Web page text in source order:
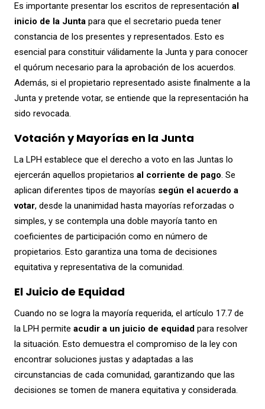
Es importante presentar los escritos de representación al
inicio de la Juntapara que el secretario pueda tener
constancia de los presentes y representados. Esto es
esencial para constituir válidamente la Junta y para conocer
el quórum necesario para la aprobación de los acuerdos.
Además, si el propietario representado asiste finalmente a la
Junta y pretende votar, se entiende que la representación ha
sido revocada.
Votación y Mayorías en la Junta
La LPH establece que el derecho a voto en las Juntas lo
ejercerán aquellos propietarios al corriente de pago. Se
aplican diferentes tipos de mayorías según el acuerdo a
votar, desde la unanimidad hasta mayorías reforzadas o
simples, y se contempla una doble mayoría tanto en
coeficientes de participación como en número de
propietarios. Esto garantiza una toma de decisiones
equitativa y representativa de la comunidad.
El Juicio de Equidad
Cuando no se logra la mayoría requerida, el artículo 17.7 de
la LPH permite acudir a un juicio de equidad para resolver
la situación. Esto demuestra el compromiso de la ley con
encontrar soluciones justas y adaptadas a las
circunstancias de cada comunidad, garantizando que las
decisiones se tomen de manera equitativa y considerada.